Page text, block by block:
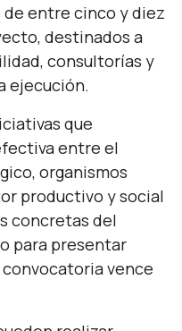
entre cinco y diez
destinados a
consultorías y
ejecución.
que
entre el
organismos
productivo y social
concretas del
para presentar
vence